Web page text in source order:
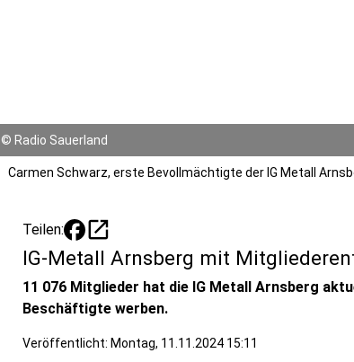
© Radio Sauerland
Carmen Schwarz, erste Bevollmächtigte der IG Metall
Teilen: open_in_new
IG-Metall Arnsberg mit
11 076 Mitglieder hat die IG Metall Arnsberg
Beschäftigte werben.
Veröffentlicht: Montag, 11.11.2024 15:11